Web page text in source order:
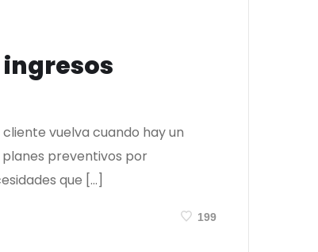
vuelva cuando hay un
preventivos por
que […]
199